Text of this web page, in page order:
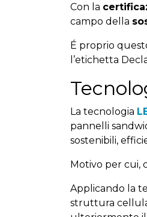
Con la
campo della
É proprio
l’etichetta
La tecnologia
pannelli
sostenibili,
Motivo per cui,
Applicando la
struttura